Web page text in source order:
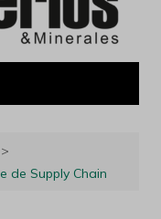
de Supply Chain